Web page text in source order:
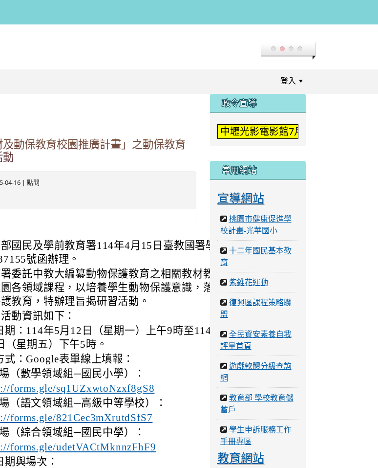
登入
及動保教育校園推廣計畫」之動保教育
動
04-16 | 點閱
國民及學前教育署114年4月15日臺教國署學字
號函辦理。
委託中教大編纂動物保護教育之相關教材教案，
各領域課程，以培養學生動物保護意識，落實校
教育，特辦理旨揭研習活動。
動資訊如下：
期：114年5月12日（星期一）上午9時至114年5
（星期五）下午5時。
式：Google表單線上填報：
（數學領域組─國民小學）：
forms.gle/sq1UZxwtoNzxf8gS8
（語文領域組─高級中等學校）：
forms.gle/821Cec3mXrutdSfS7
（綜合領域組─國民中學）：
forms.gle/udetVACtMknnzFhF9
期與場次：
政令宣導
中壢光影電影館7月「登入二次元」
常用網站
宣導網站
桃園市健康促進學
校計畫-光華國小
十二年國民基本教
育
紫錐花運動
復興區課程策略聯
盟
全民資安素養自我
評量首頁
遊戲軟體分級查詢
網
教育部 學校教育儲
蓄戶
學生申訴服務工作
手冊專區
教育網站